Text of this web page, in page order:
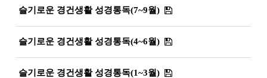
슬기로운 경건생활 성경통독(7~9월)
슬기로운 경건생활 성경통독(4~6월)
슬기로운 경건생활 성경통독(1~3월)